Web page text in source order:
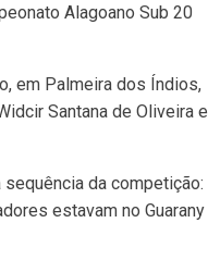
Alagoano Sub 20
em Palmeira dos Índios,
Santana de Oliveira e
da competição:
estavam no Guarany